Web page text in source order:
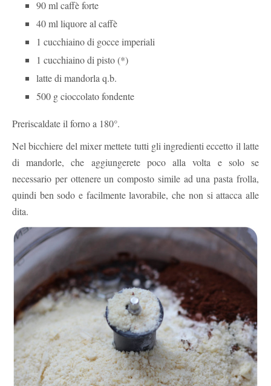
90 ml caffè forte
40 ml liquore al caffè
1 cucchiaino di gocce imperiali
1 cucchiaino di pisto (*)
latte di mandorla q.b.
500 g cioccolato fondente
Preriscaldate il forno a 180°.
Nel bicchiere del mixer mettete tutti gli ingredienti eccetto il latte
di mandorle, che aggiungerete poco alla volta e solo se
necessario per ottenere un composto simile ad una pasta frolla,
quindi ben sodo e facilmente lavorabile, che non si attacca alle
dita.